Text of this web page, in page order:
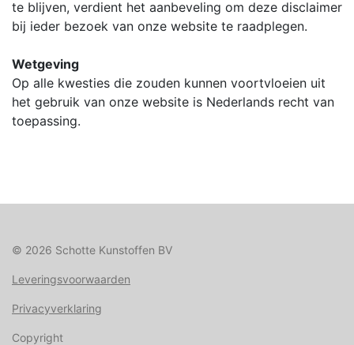
te blijven, verdient het aanbeveling om deze disclaimer
bij ieder bezoek van onze website te raadplegen.
Wetgeving
Op alle kwesties die zouden kunnen voortvloeien uit
het gebruik van onze website is Nederlands recht van
toepassing.
© 2026 Schotte Kunstoffen BV
Leveringsvoorwaarden
Privacyverklaring
Copyright